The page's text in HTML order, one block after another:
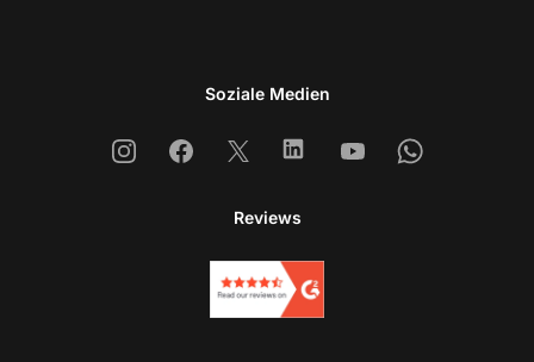
Soziale Medien
InstagramFacebook
X LinkedinYoutubeWhatsapp
Reviews